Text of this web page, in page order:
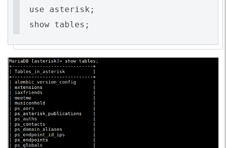
use asterisk;
show tables;